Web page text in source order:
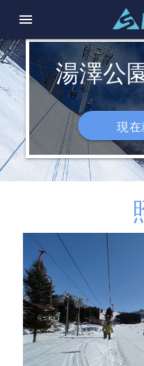
menu
湯澤公
現在